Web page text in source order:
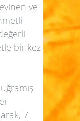
ve
bir kez
7